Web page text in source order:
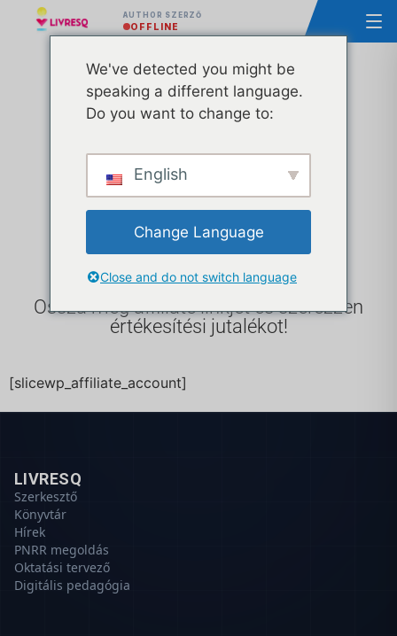
AUTHOR SZERZŐ
OFFLINE
Affiliate
számla
Ossza meg affiliate linkjét és szerezzen
értékesítési jutalékot!
[slicewp_affiliate_account]
LIVRESQ
Szerkesztő
Könyvtár
Hírek
PNRR megoldás
Oktatási tervező
Digitális pedagógia
We've detected you might be
speaking a different language.
Do you want to change to:
English
Change Language
Close and do not switch language